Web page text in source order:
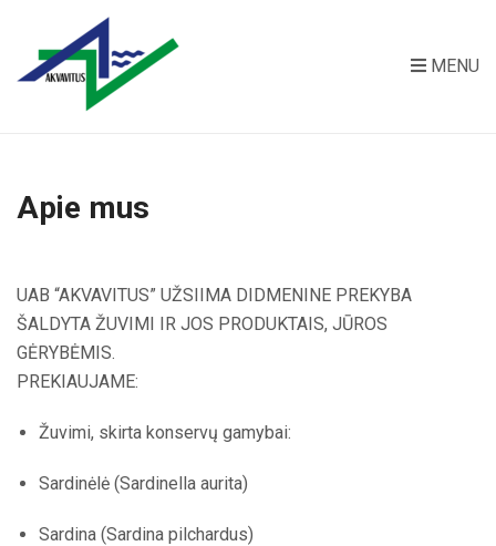
MENU
Apie mus
UAB “AKVAVITUS” UŽSIIMA DIDMENINE PREKYBA
ŠALDYTA ŽUVIMI IR JOS PRODUKTAIS, JŪROS
GĖRYBĖMIS.
PREKIAUJAME:
Žuvimi, skirta konservų gamybai:
Sardinėlė (Sardinella aurita)
Sardina (Sardina pilchardus)